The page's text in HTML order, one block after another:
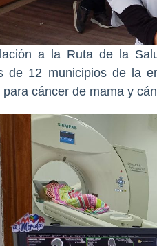
a la Ruta de la
de 12 municipios de la
para cáncer de mama y